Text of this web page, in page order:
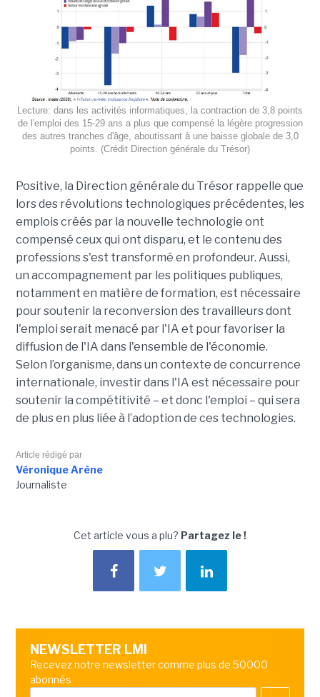
Lecture: dans les activités informatiques, la contraction de 3,8 points
de l'emploi des 15-29 ans a plus que compensé la légère progression
des autres tranches d'âge, aboutissant à une baisse globale de 3,0
points. (Crédit Direction générale du Trésor)
Positive, la Direction générale du Trésor rappelle que
lors des révolutions technologiques précédentes, les
emplois créés par la nouvelle technologie ont
compensé ceux qui ont disparu, et le contenu des
professions s'est transformé en profondeur. Aussi,
un accompagnement par les politiques publiques,
notamment en matière de formation, est nécessaire
pour soutenir la reconversion des travailleurs dont
l'emploi serait menacé par l'IA et pour favoriser la
diffusion de l'IA dans l'ensemble de l'économie.
Selon l’organisme, dans un contexte de concurrence
internationale, investir dans l'IA est nécessaire pour
soutenir la compétitivité – et donc l'emploi – qui sera
de plus en plus liée à l’adoption de ces technologies.
Article rédigé par
Véronique Arène
Journaliste
Cet article vous a plu? Partagez le !
NEWSLETTER LMI
Recevez notre newsletter comme plus de 50000
abonnés